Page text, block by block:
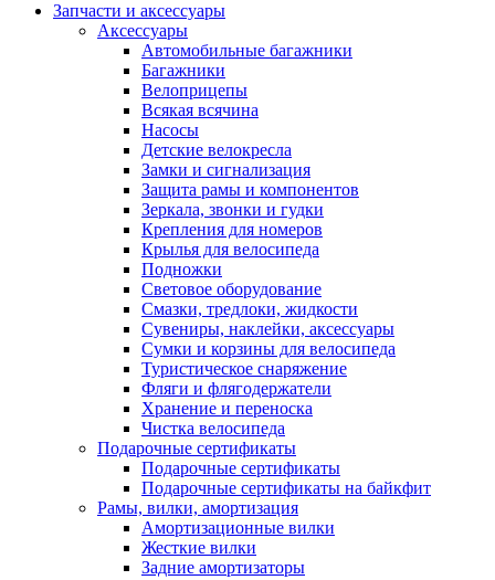
Запчасти и аксессуары
Аксессуары
Автомобильные багажники
Багажники
Велоприцепы
Всякая всячина
Насосы
Детские велокресла
Замки и сигнализация
Защита рамы и компонентов
Зеркала, звонки и гудки
Крепления для номеров
Крылья для велосипеда
Подножки
Световое оборудование
Смазки, тредлоки, жидкости
Сувениры, наклейки, аксессуары
Сумки и корзины для велосипеда
Туристическое снаряжение
Фляги и флягодержатели
Хранение и переноска
Чистка велосипеда
Подарочные сертификаты
Подарочные сертификаты
Подарочные сертификаты на байкфит
Рамы, вилки, амортизация
Амортизационные вилки
Жесткие вилки
Задние амортизаторы